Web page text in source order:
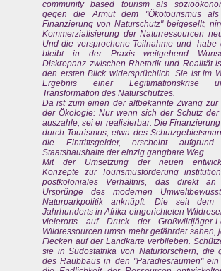
community based tourism als
gegen die Armut dem "Ökotourismus
Finanzierung von Naturschutz" beigesellt,
Kommerzialisierung der Naturressourcen
Und die versprochene Teilnahme und -habe
bleibt in der Praxis weitgehend
Diskrepanz zwischen Rhetorik und Realität
den ersten Blick widersprüchlich. Sie ist im
Ergebnis einer Legitimationskrise
Transformation des Naturschutzes.
Da ist zum einen der altbekannte Zwang zur
der Ökologie: Nur wenn sich der Schutz
auszahle, sei er realisierbar. Die
durch Tourismus, etwa des
die Eintrittsgelder, erscheint
Staatshaushalte der einzig gangbare Weg. ...
Mit der Umsetzung der neuen
Konzepte zur Tourismusförderung
postkoloniales Verhältnis, das direkt
Ursprünge des modernen
Naturparkpolitik anknüpft. Die seit
Jahrhunderts in Afrika eingerichteten
vielerorts auf Druck der Großwildjäger-
Wildressourcen umso mehr gefährdet sahen,
Flecken auf der Landkarte verblieben.
sie in Südostafrika von Naturforschern, die
des Raubbaus in den "Paradiesräumen"